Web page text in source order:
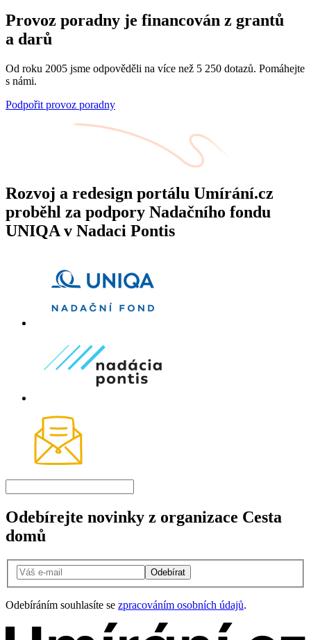
Provoz poradny je financován z grantů
a darů
Od roku 2005 jsme odpověděli na více než 5 250 dotazů. Pomáhejte
s námi.
Podpořit provoz poradny
Rozvoj a redesign portálu Umírání.cz
proběhl za podpory Nadačního fondu
UNIQA v Nadaci Pontis
Odebírejte novinky z organizace Cesta
domů
Odebírat
Odebíráním souhlasíte se zpracováním osobních údajů.